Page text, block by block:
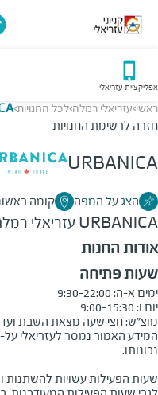
אפליקציית עזריאלי
ראשי>עזריאלי רמלה>לכל החנויות>
חזרה לרשימת החנויות
URBANICA
הצג על המפה קומה
URBANICA עזריאלי
אודות החנות
שעות פתיחה
מוצ״ש: חצי שעה מצאת השבת ועד שעה
המידע האמור נמסר לעזריאלי על-
שעות הפעילות עשויות להשתנות